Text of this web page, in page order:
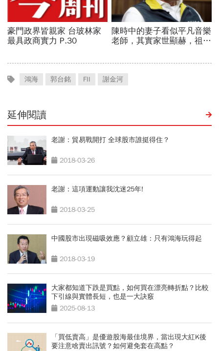
鴻海 郭台銘 FII 謝金河
延伸閱讀
老謝：貿易戰開打 全球股市誰挺得住？
2018-03-26
老謝：這項運動讓我沈迷25年!
2018-03-25
中國股市出現磁吸效應？顧立雄：只有鴻海玩得起
2018-03-19
大家都知道下跌是買點，如何買在漂亮轉折點？比較
下引線與實體長短，也是一大訣竅
2025-08-13
「買低賣高」是優遊股海最佳境界，當出現大紅K後
要注意啥賣出訊號？如何避免套在高點？